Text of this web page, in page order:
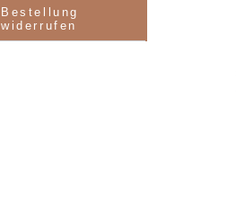
Bestellung
widerrufen